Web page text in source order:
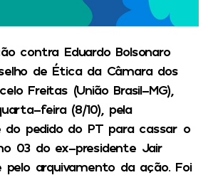
contra Eduardo Bolsonaro
de Ética da Câmara dos
Freitas (União Brasil-MG),
feira (8/10), pela
do pedido do PT para cassar o
03 do ex-presidente Jair
pelo arquivamento da ação. Foi